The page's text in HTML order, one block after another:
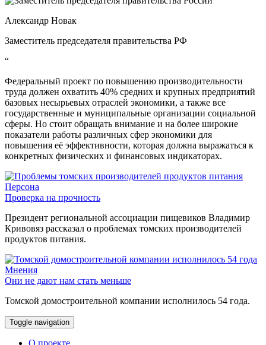
Александр Новак
Заместитель председателя правительства РФ
“
Федеральный проект по повышению производительности
труда должен охватить 40% средних и крупных предприятий
базовых несырьевых отраслей экономики, а также все
государственные и муниципальные организации социальной
сферы. Но стоит обращать внимание и на более широкие
показатели работы различных сфер экономики для
повышения её эффективности, которая должна выражаться к
конкретных физических и финансовых индикаторах.
Персона
Проверка на прочность
Президент региональной ассоциации пищевиков Владимир
Кривовяз рассказал о проблемах томских производителей
продуктов питания.
Мнения
Они не дают нам стать меньше
Томской домостроительной компании исполнилось 54 года.
Toggle navigation
О проекте